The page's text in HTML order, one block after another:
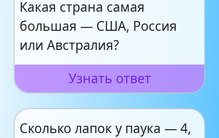
Какая страна самая
большая — США, Россия
или Австралия?
Узнать ответ
Сколько лапок у паука — 4,